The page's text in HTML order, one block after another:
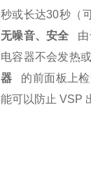
秒或长达30秒（
无噪音、安全 由
电容器不会发热
器 的前面板上检
能可以防止 VSP